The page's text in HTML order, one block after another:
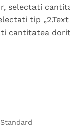
selectati
tip
cantitatea